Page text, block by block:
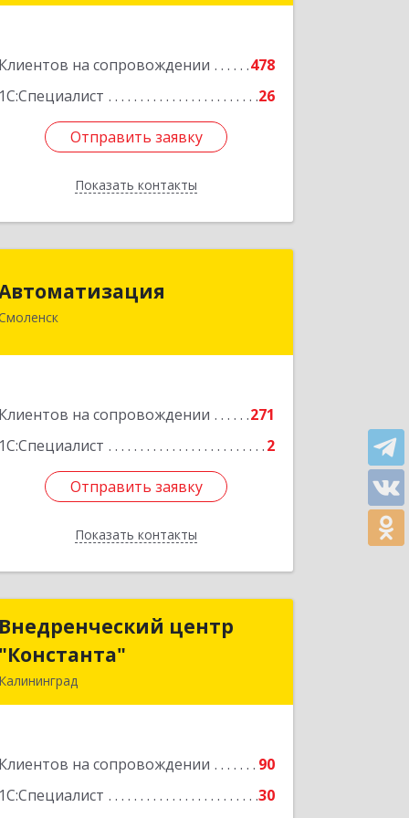
Клиентов на сопровождении
478
1С:Специалист
26
Отправить заявку
Показать контакты
Отправить заявку
Назад
Клиентов на сопровождении
271
1С:Специалист
2
Отправить заявку
Показать контакты
214019, Смоленская обл, Смоленск г,
Подробнее
Отправить заявку
Назад
Внедренческий центр
"Константа"
Калининград
Клиентов на сопровождении
90
1С:Специалист
30
Внедренческий центр
Подробнее